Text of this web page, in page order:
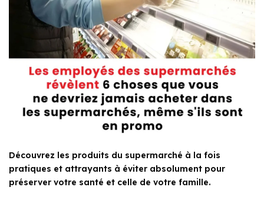
Découvrez les produits du supermarché à la fois
pratiques et attrayants à éviter absolument pour
préserver votre santé et celle de votre famille.